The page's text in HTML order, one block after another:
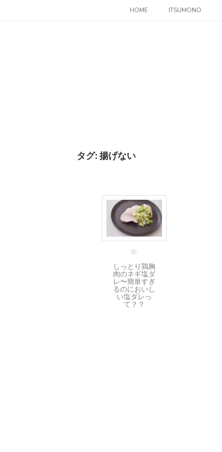
HOME ITSUMONO
タグ: 揚げない
19 9月
しっとり鶏胸
肉のネギ塩ダ
レ〜簡単すぎ
るのにおいし
い塩ダレっ
て？？